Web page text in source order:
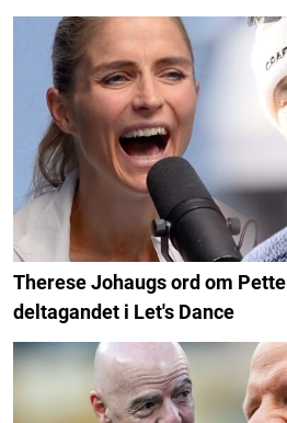
Therese Johaugs ord om
deltagandet i Let's Dance